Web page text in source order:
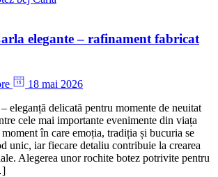
elegante – rafinament fabricat
18 mai 2026
eleganță delicată pentru momente de neuitat
cele mai importante evenimente din viața
în care emoția, tradiția și bucuria se
unic, iar fiecare detaliu contribuie la crearea
Alegerea unor rochite botez potrivite pentru